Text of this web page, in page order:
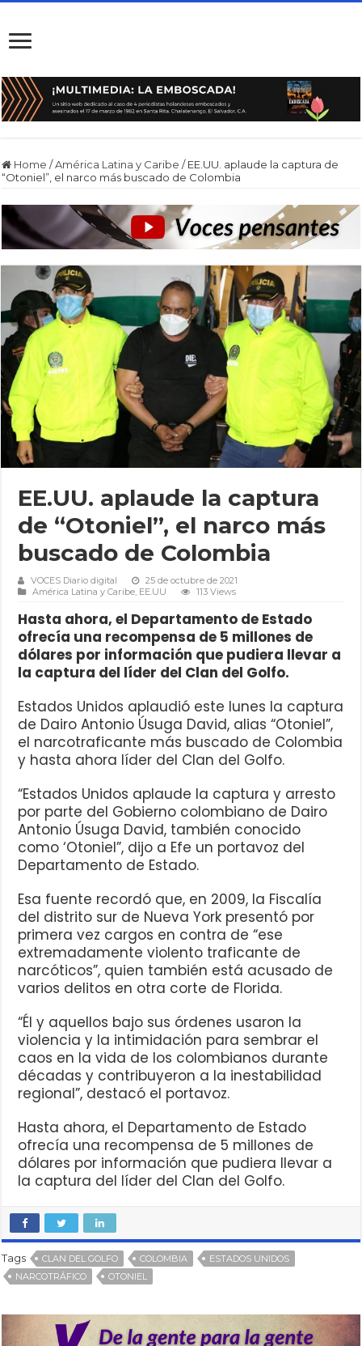
Home /América Latina y Caribe / EE.UU. aplaude la captura de
“Otoniel”, el narco más buscado de Colombia
EE.UU. aplaude la captura
de “Otoniel”, el narco más
buscado de Colombia
VOCES Diario digital
25 de octubre de 2021
América Latina y Caribe, EE.UU 113 Views
Hasta ahora, el Departamento de Estado
ofrecía una recompensa de 5 millones de
dólares por información que pudiera llevar a
la captura del líder del Clan del Golfo.
Estados Unidos aplaudió este lunes la captura
de Dairo Antonio Úsuga David, alias “Otoniel”,
el narcotraficante más buscado de Colombia
y hasta ahora líder del Clan del Golfo.
“Estados Unidos aplaude la captura y arresto
por parte del Gobierno colombiano de Dairo
Antonio Úsuga David, también conocido
como ‘Otoniel”, dijo a Efe un portavoz del
Departamento de Estado.
Esa fuente recordó que, en 2009, la Fiscalía
del distrito sur de Nueva York presentó por
primera vez cargos en contra de “ese
extremadamente violento traficante de
narcóticos”, quien también está acusado de
varios delitos en otra corte de Florida.
“Él y aquellos bajo sus órdenes usaron la
violencia y la intimidación para sembrar el
caos en la vida de los colombianos durante
décadas y contribuyeron a la inestabilidad
regional”, destacó el portavoz.
Hasta ahora, el Departamento de Estado
ofrecía una recompensa de 5 millones de
dólares por información que pudiera llevar a
la captura del líder del Clan del Golfo.
Tags CLAN DEL GOLFO COLOMBIA
ESTADOS UNIDOS
NARCOTRÁFICO
OTONIEL